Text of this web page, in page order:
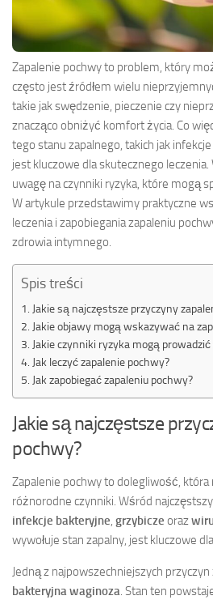
Zapalenie pochwy to problem, który
często jest źródłem wielu
takie jak swędzenie, pieczenie czy
znacząco obniżyć komfort życia. Co
tego stanu zapalnego, takich jak
jest kluczowe dla skutecznego
uwagę na czynniki ryzyka, które mogą
W artykule przedstawimy praktyczne
leczenia i zapobiegania zapaleniu
zdrowia intymnego.
Spis treści
Jakie są najczęstsze przyczyny
Jakie objawy mogą wskazywać na
Jakie czynniki ryzyka mogą
Jak leczyć zapalenie pochwy?
Jak zapobiegać zapaleniu pochwy?
Jakie są najczęstsze
pochwy?
Zapalenie pochwy to dolegliwość, która
różnorodne czynniki. Wśród
infekcje bakteryjne, grzybicze oraz
wywołuje stan zapalny, jest kluczowe
Jedną z najpowszechniejszych
bakteryjna waginoza. Stan ten